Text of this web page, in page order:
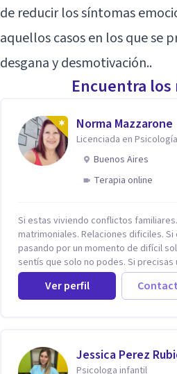
de reducir los síntomas
aquellos casos en los que se
desgana y desmotivación..
Encuentra
Norma Mazzarone
Licenciada en Psicología
Buenos Aires
Terapia online
Si estas viviendo conflictos
matrimoniales. Relaciones dificiles. Si
pasando por un momento de difícil
sentís que solo no podes. Si precisas
escucha. Si consideras que estás
precisás comprensión. Si no logras
proyectos, objetivos, sueños,
intención es hacer algo con lo que te
pasando. No dudes en comunicarte a fin de
Ver perfil
Jessica Perez
Psicologa infantil